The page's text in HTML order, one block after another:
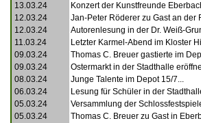
13.03.24
Konzert der Kunstfreunde
12.03.24
Jan-Peter Röderer zu Gast an der
12.03.24
Autorenlesung in der Dr. Weiß-
11.03.24
Letzter Karmel-Abend im Kloster
09.03.24
Thomas C. Breuer gastierte im
09.03.24
Ostermarkt in der Stadthalle
08.03.24
Junge Talente im Depot 15/7...
06.03.24
Lesung für Schüler in der
05.03.24
Versammlung der
05.03.24
Thomas C. Breuer zu Gast in